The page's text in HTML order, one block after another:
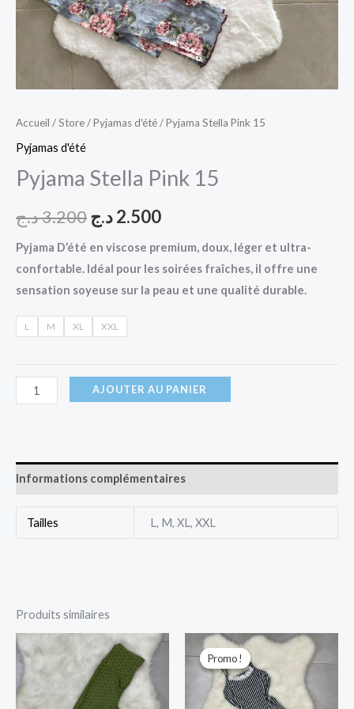
Accueil /Store/Pyjamas d'été/ Pyjama Stella Pink 15
Pyjamas d'été
Pyjama Stella Pink 15
3.200د.ج 2.500د.ج
Pyjama D’été en viscose premium, doux, léger et ultra-
confortable. Idéal pour les soirées fraîches, il offre une
sensation soyeuse sur la peau et une qualité durable.
L M XL XXL
AJOUTER AU PANIER
Informations complémentaires
Tailles L, M, XL, XXL
Produits similaires
Promo !
Promo !
Le
prix
initial
était :
actuel